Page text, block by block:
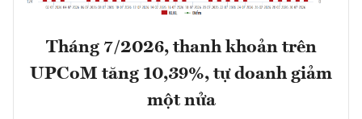
Tháng 7/2026, thanh khoản trên
UPCoM tăng 10,39%, tự doanh giảm
một nửa